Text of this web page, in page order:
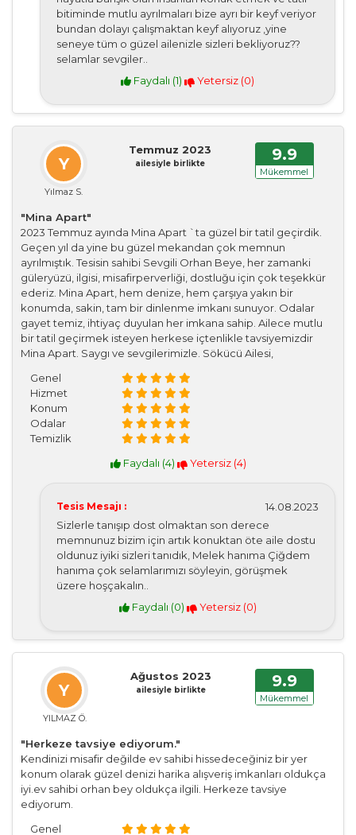
bitiminde mutlu ayrılmaları bize ayrı bir keyf veriyor
bundan dolayı çalışmaktan keyf alıyoruz ,yine
seneye tüm o güzel ailenizle sizleri bekliyoruz??
selamlar sevgiler..
Faydalı (1) Yetersiz (0)
Y
Yılmaz S.
Temmuz 2023
ailesiyle birlikte 9.9
Mükemmel
"Mina Apart"
2023 Temmuz ayında Mina Apart `ta güzel bir tatil geçirdik.
Geçen yıl da yine bu güzel mekandan çok memnun
ayrılmıştık. Tesisin sahibi Sevgili Orhan Beye, her zamanki
güleryüzü, ilgisi, misafirperverliği, dostluğu için çok teşekkür
ederiz. Mina Apart, hem denize, hem çarşıya yakın bir
konumda, sakin, tam bir dinlenme imkanı sunuyor. Odalar
gayet temiz, ihtiyaç duyulan her imkana sahip. Ailece mutlu
bir tatil geçirmek isteyen herkese içtenlikle tavsiyemizdir
Mina Apart. Saygı ve sevgilerimizle. Sökücü Ailesi,
Genel
Hizmet
Konum
Odalar
Temizlik
Faydalı (4) Yetersiz (4)
Tesis Mesajı :
14.08.2023
Sizlerle tanışıp dost olmaktan son derece
memnunuz bizim için artık konuktan öte aile dostu
oldunuz iyiki sizleri tanıdık, Melek hanıma Çiğdem
hanıma çok selamlarımızı söyleyin, görüşmek
üzere hoşçakalın..
Faydalı (0) Yetersiz (0)
Y
YILMAZ Ö.
Ağustos 2023
ailesiyle birlikte 9.9
Mükemmel
"Herkeze tavsiye ediyorum."
Kendinizi misafir değilde ev sahibi hissedeceğiniz bir yer
konum olarak güzel denizi harika alışveriş imkanları oldukça
iyi.ev sahibi orhan bey oldukça ilgili. Herkeze tavsiye
ediyorum.
Genel